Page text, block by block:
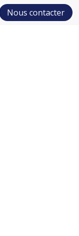
Nous contacter